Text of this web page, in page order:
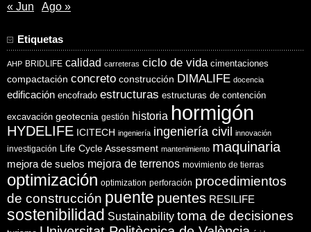
« Jun Ago »
Etiquetas
AHP BRIDLIFE calidad carreteras ciclo de vida cimentaciones
compactación concreto construcción DIMALIFE docencia
edificación encofrado estructuras estructuras de contención
excavación geotecnia gestión historia hormigón
HYDELIFE ICITECH ingeniería ingeniería civil innovación
investigación Life Cycle Assessment mantenimiento maquinaria
mejora de suelos mejora de terrenos movimiento de tierras
optimización optimization perforación procedimientos
de construcción puente puentes RESILIFE
sostenibilidad Sustainability toma de decisiones